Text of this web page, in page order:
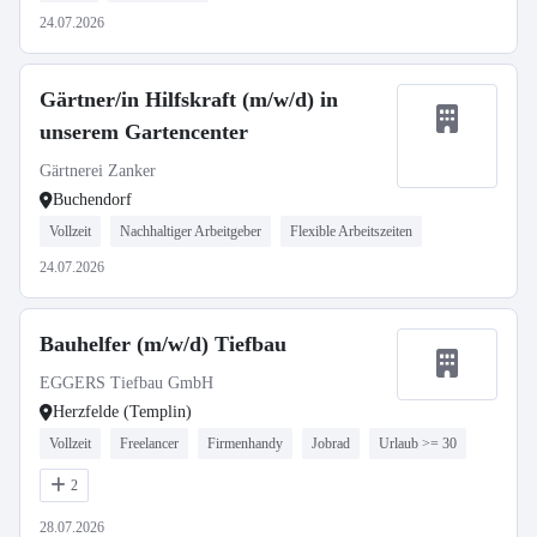
24.07.2026
Gärtner/in Hilfskraft (m/w/d) in
unserem Gartencenter
Gärtnerei Zanker
Buchendorf
Vollzeit Nachhaltiger Arbeitgeber Flexible Arbeitszeiten
24.07.2026
Bauhelfer (m/w/d) Tiefbau
EGGERS Tiefbau GmbH
Herzfelde (Templin)
Vollzeit Freelancer Firmenhandy Jobrad Urlaub >= 30
2
28.07.2026